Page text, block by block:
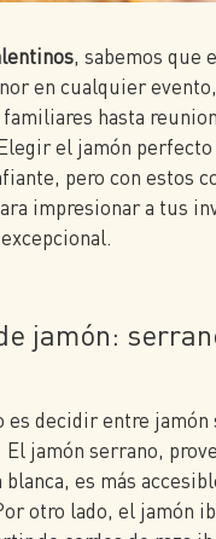
, sabemos que
en cualquier
hasta
el jamón
pero con estos
impresionar a tus
jamón:
es decidir entre jamón
jamón serrano,
blanca, es más
otro lado, el jamón